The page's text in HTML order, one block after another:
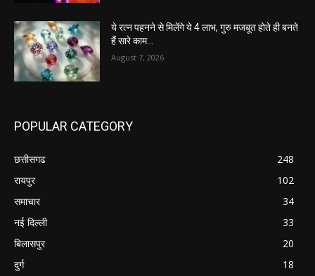
ये रत्न पहनने से मिलेंगे ये 4 लाभ, गुरु मजबूत होते ही बनते
हैं सारे काम…
August 7, 2026
POPULAR CATEGORY
छत्तीसगढ
248
रायपुर
102
समाचार
34
नई दिल्ली
33
बिलासपुर
20
दुर्ग
18